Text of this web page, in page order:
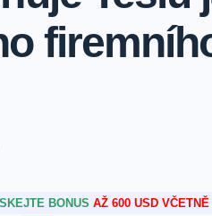
BONUS AŽ 600 USD